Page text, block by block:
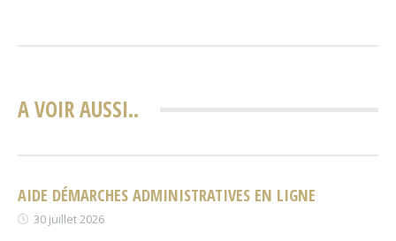
A VOIR AUSSI..
AIDE DÉMARCHES ADMINISTRATIVES EN LIGNE
30 juillet 2026